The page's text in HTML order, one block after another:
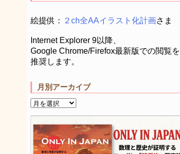
絵提供： ２ch全AAイラスト化計画さま
Internet Explorer 9以降、
Google Chrome/Firefox最新版での閲覧を
推奨します。
月別アーカイブ